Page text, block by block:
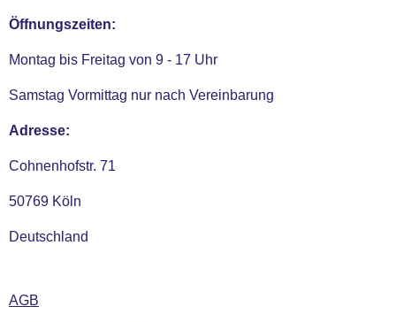
Öffnungszeiten:
Montag bis Freitag von 9 - 17 Uhr
Samstag Vormittag nur nach Vereinbarung
Adresse:
Cohnenhofstr. 71
50769 Köln
Deutschland
AGB